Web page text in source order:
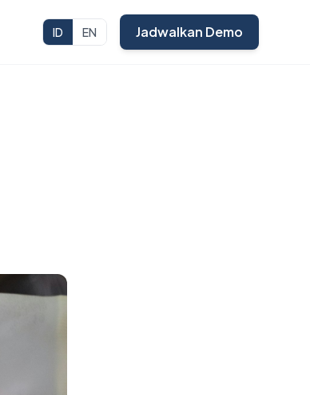
ID EN Jadwalkan Demo